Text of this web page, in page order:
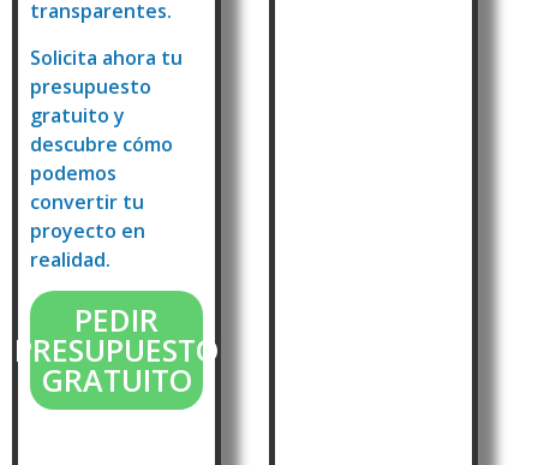
transparentes.
Solicita ahora tu
presupuesto
gratuito y
descubre cómo
podemos
convertir tu
proyecto en
realidad.
PEDIR
PRESUPUESTO
GRATUITO